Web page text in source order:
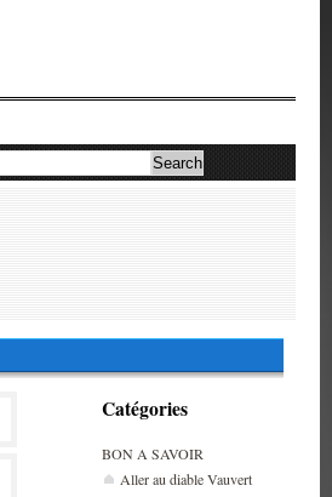
Catégories
BON A SAVOIR
Aller au diable Vauvert